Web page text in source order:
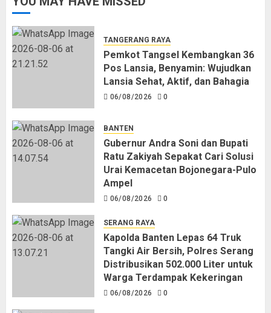
TANGERANG RAYA
Pemkot Tangsel Kembangkan 36
Pos Lansia, Benyamin: Wujudkan
Lansia Sehat, Aktif, dan Bahagia
06/08/2026 0
BANTEN
Gubernur Andra Soni dan Bupati
Ratu Zakiyah Sepakat Cari Solusi
Urai Kemacetan Bojonegara-Pulo
Ampel
06/08/2026 0
SERANG RAYA
Kapolda Banten Lepas 64 Truk
Tangki Air Bersih, Polres Serang
Distribusikan 502.000 Liter untuk
Warga Terdampak Kekeringan
06/08/2026 0